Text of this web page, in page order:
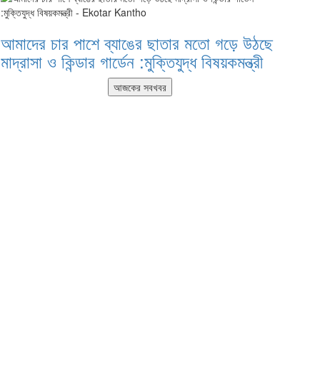
আমাদের চার পাশে ব্যাঙের ছাতার মতো গড়ে উঠছে
মাদ্রাসা ও কিন্ডার গার্ডেন :মুক্তিযুদ্ধ বিষয়কমন্ত্রী